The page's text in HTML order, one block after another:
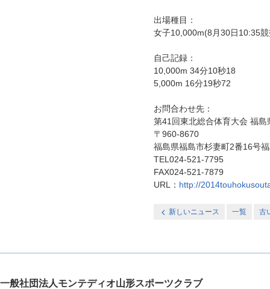
出場種目：
女子10,000m(8月30日10:35
自己記録：
10,000m 34分10秒18
5,000m 16分19秒72
お問合わせ先：
第41回東北総合体育大会 福島
〒960-8670
福島県福島市杉妻町2番16号
TEL024-521-7795
FAX024-521-7879
URL： http://
新しいニュース 一覧 古
一般社団法人モンテディオ山形スポーツクラブ